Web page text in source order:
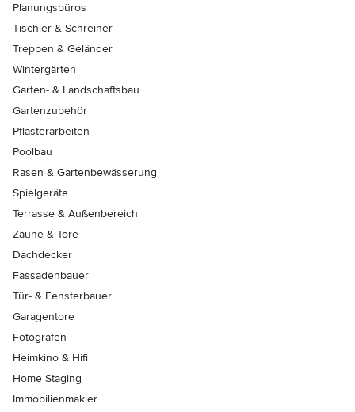
Planungsbüros
Tischler & Schreiner
Treppen & Geländer
Wintergärten
Garten- & Landschaftsbau
Gartenzubehör
Pflasterarbeiten
Poolbau
Rasen & Gartenbewässerung
Spielgeräte
Terrasse & Außenbereich
Zäune & Tore
Dachdecker
Fassadenbauer
Tür- & Fensterbauer
Garagentore
Fotografen
Heimkino & Hifi
Home Staging
Immobilienmakler